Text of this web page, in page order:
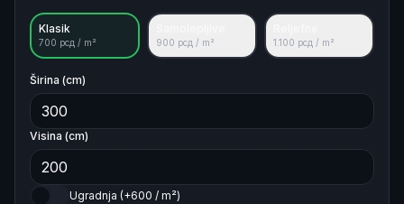
Klasik
700 рсд / m² 900 рсд / m² 1.100 рсд / m²
Širina (cm)
Visina (cm)
Ugradnja (+600 / m²)